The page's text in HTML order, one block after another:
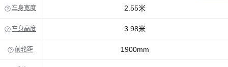
车身宽度 2.55米
车身高度 3.98米
前轮距 1900mm